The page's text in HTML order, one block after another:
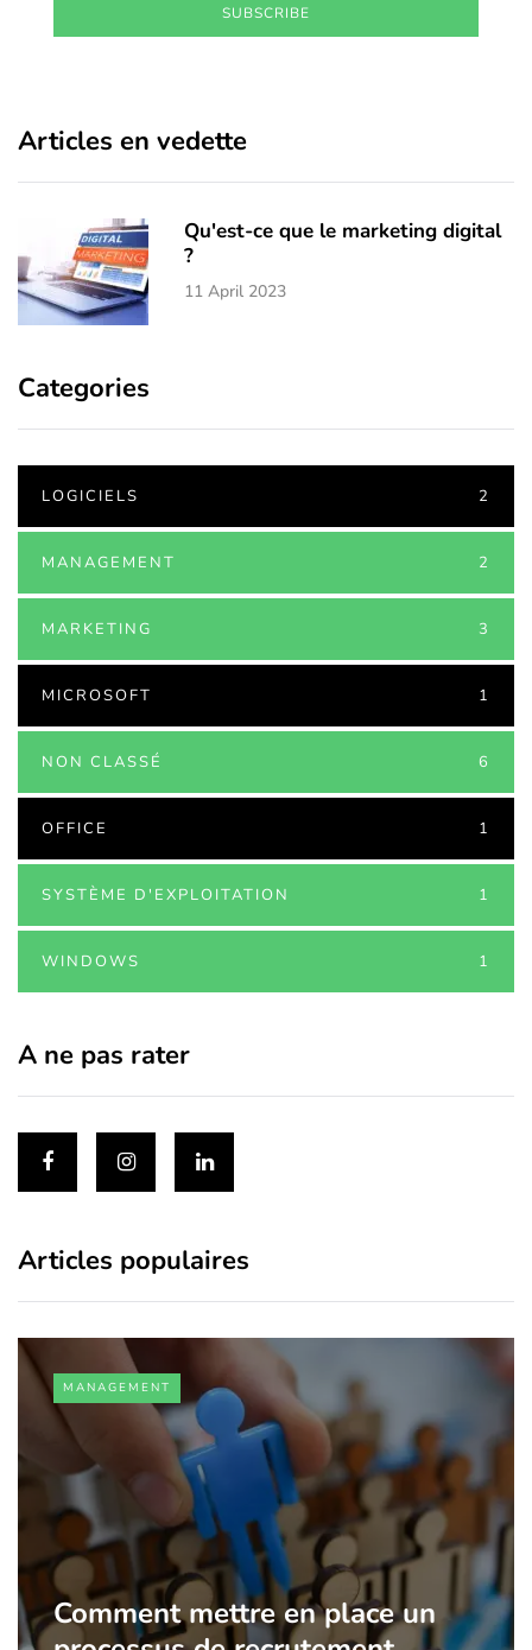
SUBSCRIBE
Articles en vedette
Qu'est-ce que le marketing digital
?
11 April 2023
Categories
LOGICIELS 2
MANAGEMENT 2
MARKETING 3
MICROSOFT 1
NON CLASSÉ 6
OFFICE 1
SYSTÈME D'EXPLOITATION 1
WINDOWS 1
A ne pas rater
Articles populaires
MANAGEMENT
Comment mettre en place un